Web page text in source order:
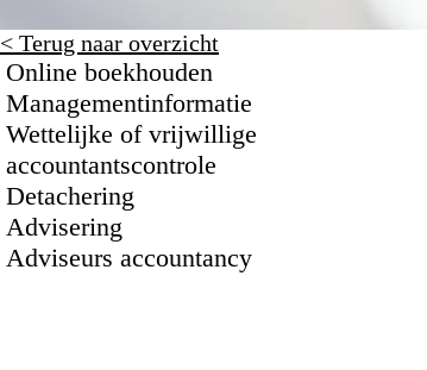
< Terug naar overzicht
Online boekhouden
Managementinformatie
Wettelijke of vrijwillige
accountantscontrole
Detachering
Advisering
Adviseurs accountancy